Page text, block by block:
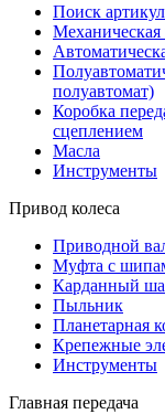
Поиск
Механическая
полуавтомат)
Коробка
сцеплением
Масла
Инструменты
Привод колеса
Приводной
Муфта с
Карданный
Пыльник
Планетарная
Крепежные
Инструменты
Главная передача